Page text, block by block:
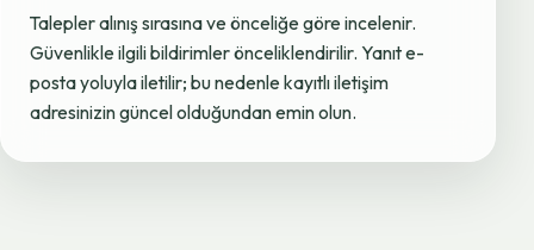
Talepler alınış sırasına ve önceliğe göre incelenir.
Güvenlikle ilgili bildirimler önceliklendirilir. Yanıt e-
posta yoluyla iletilir; bu nedenle kayıtlı iletişim
adresinizin güncel olduğundan emin olun.